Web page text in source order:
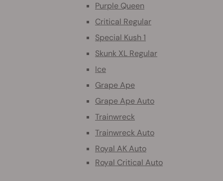
Purple Queen
Critical Regular
Special Kush 1
Skunk XL Regular
Ice
Grape Ape
Grape Ape Auto
Trainwreck
Trainwreck Auto
Royal AK Auto
Royal Critical Auto